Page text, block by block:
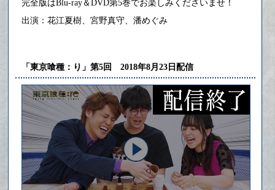
完全版はBlu-ray＆DVD第5巻でお楽しみくださいませ！
出演：花江夏樹、宮野真守、潘めぐみ
「東京喰種：り」第5回 2018年8月23日配信